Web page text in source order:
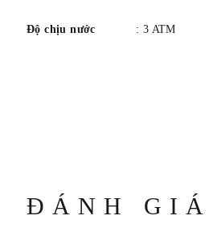
Độ chịu nước : 3 ATM
ĐÁNH GIÁ